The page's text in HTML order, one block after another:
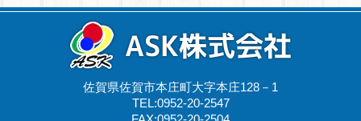
佐賀県佐賀市本庄町大字本庄128－1
TEL:0952-20-2547